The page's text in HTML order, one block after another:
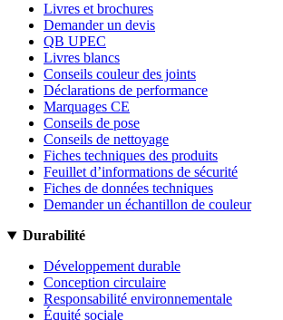
Livres et brochures
Demander un devis
QB UPEC
Livres blancs
Conseils couleur des joints
Déclarations de performance
Marquages CE
Conseils de pose
Conseils de nettoyage
Fiches techniques des produits
Feuillet d’informations de sécurité
Fiches de données techniques
Demander un échantillon de couleur
Durabilité
Développement durable
Conception circulaire
Responsabilité environnementale
Équité sociale